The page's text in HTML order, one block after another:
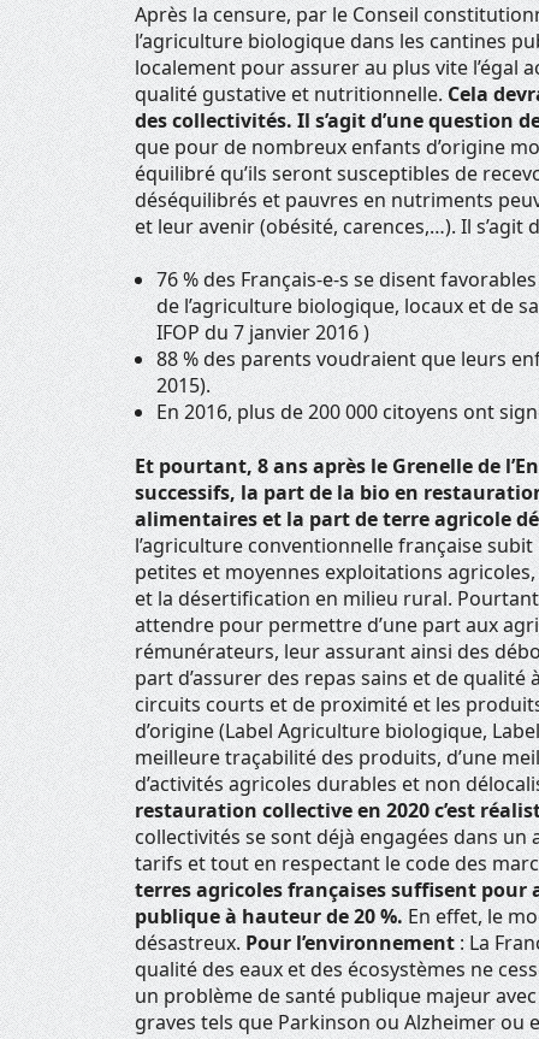
Après la censure, par le Conseil
l’agriculture biologique dans les cantines
localement pour assurer au plus vite l’égal
qualité gustative et nutritionnelle.Cela
des collectivités. Il s’agit d’une question
que pour de nombreux enfants d’origine
équilibré qu’ils seront susceptibles de
déséquilibrés et pauvres en nutriments
et leur avenir (obésité, carences,…). Il
76 % des Français-e-s se disent
de l’agriculture biologique, locaux et de
IFOP du 7 janvier 2016 )
88 % des parents voudraient que leurs
2015).
En 2016, plus de 200 000 citoyens ont
Et pourtant, 8 ans après le Grenelle de
successifs, la part de la bio en
alimentaires et la part de terre agricole
l’agriculture conventionnelle française
petites et moyennes exploitations
et la désertification en milieu rural. Pourtant
attendre pour permettre d’une part aux
rémunérateurs, leur assurant ainsi des
part d’assurer des repas sains et de
circuits courts et de proximité et les
d’origine (Label Agriculture biologique,
meilleure traçabilité des produits, d’une
d’activités agricoles durables et non
restauration collective en 2020 c’est
collectivités se sont déjà engagées dans
tarifs et tout en respectant le code des
terres agricoles françaises suffisent
publique à hauteur de 20 %.En effet, le
désastreux.Pour l’environnement: La
qualité des eaux et des écosystèmes ne
un problème de santé publique majeur
graves tels que Parkinson ou Alzheimer ou